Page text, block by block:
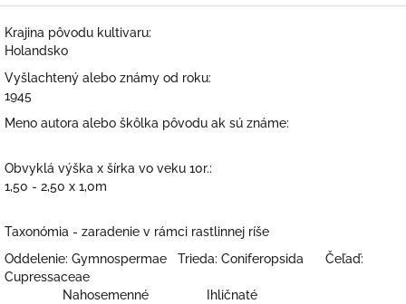
Krajina pôvodu kultivaru:
Holandsko
Vyšlachtený alebo známy od roku:
1945
Meno autora alebo škôlka pôvodu ak sú známe:
Obvyklá výška x šírka vo veku 10r.:
1,50 - 2,50 x 1,0m
Taxonómia - zaradenie v rámci rastlinnej ríše
Oddelenie: Gymnospermae Trieda: Coniferopsida Čeľaď:
Cupressaceae
Nahosemenné Ihličnaté